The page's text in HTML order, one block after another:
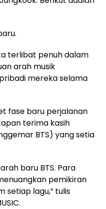
terlibat penuh dalam
arah musik
mereka selama
fase baru perjalanan
terima kasih
BTS) yang setia
baru BTS. Para
pemikiran
setiap lagu,” tulis